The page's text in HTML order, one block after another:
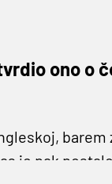
ono o
je pak